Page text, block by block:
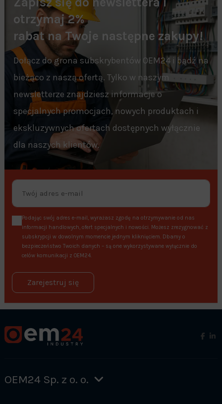
otrzymaj 2%
rabat na Twoje następne zakupy!
Dołącz do grona subskrybentów OEM24 i bądź na
bieżąco z naszą ofertą. Tylko w naszym
newsletterze znajdziesz informacje o
specjalnych promocjach, nowych produktach i
ekskluzywnych ofertach dostępnych wyłącznie
dla naszych klientów.
Podając swój adres e-mail, wyrażasz zgodę na otrzymywanie od nas
informacji handlowych, ofert specjalnych i nowości. Możesz zrezygnować z
subskrypcji w dowolnym momencie jednym kliknięciem. Dbamy o
bezpieczeństwo Twoich danych – są one wykorzystywane wyłącznie do
celów komunikacji z OEM24.
Zarejestruj się
OEM24 Sp. z o. o.